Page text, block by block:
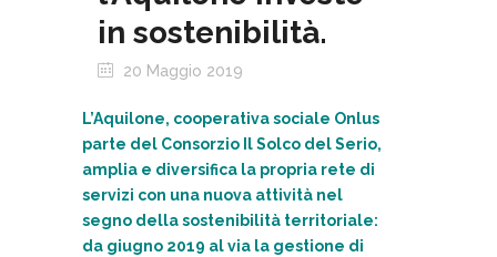
in sostenibilità.
20 Maggio 2019
L’Aquilone, cooperativa sociale Onlus
parte del Consorzio
Il Solco del Serio,
amplia e diversifica la propria rete di
servizi con una nuova attività nel
segno della sostenibilità territoriale:
da giugno 2019 al via la gestione di